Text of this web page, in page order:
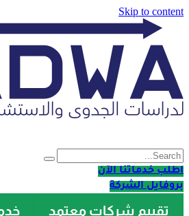
Skip to content
اطلب خدماتنا الآن
بروفايل الشركة
تقييم شركات معتمد